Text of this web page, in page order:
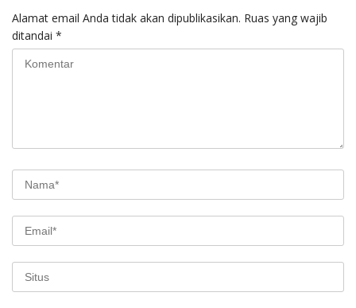
Alamat email Anda tidak akan dipublikasikan. Ruas yang wajib
ditandai *